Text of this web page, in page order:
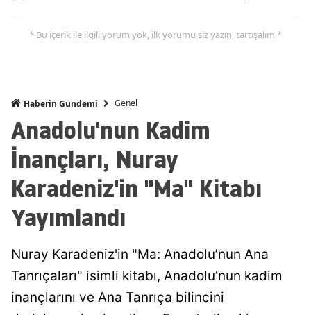
* Bu içerik ile ilgili yorum yok, ilk yorumu siz yazın, tartışalım *
Haberin Gündemi Genel
Anadolu'nun Kadim
İnançları, Nuray
Karadeniz'in "Ma" Kitabı
Yayımlandı
Nuray Karadeniz'in "Ma: Anadolu’nun Ana
Tanrıçaları" isimli kitabı, Anadolu’nun kadim
inançlarını ve Ana Tanrıça bilincini